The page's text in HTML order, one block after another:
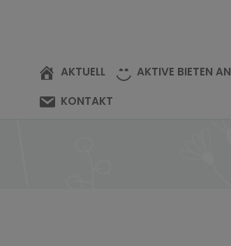
AKTUELL AKTIVE BIETEN AN
KONTAKT